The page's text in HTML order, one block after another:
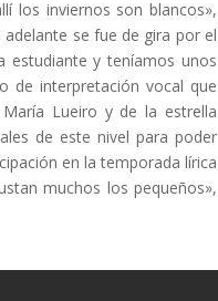
los inviernos son blancos»,
se fue de gira por el
estudiante y teníamos unos
de interpretación vocal que
Lueiro y de la estrella
de este nivel para poder
en la temporada lírica
muchos los pequeños»,